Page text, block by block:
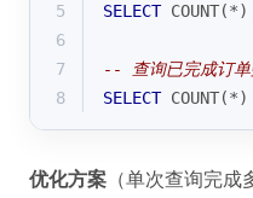
5
SELECT COUNT(*)
6
7
-- 查询已完成订单
8
SELECT COUNT(*)
优化方案 （单次查询完成